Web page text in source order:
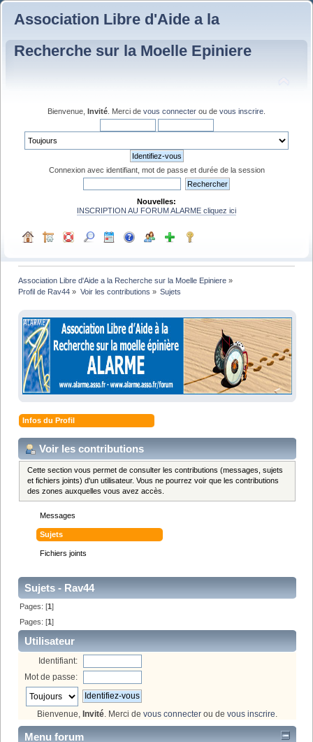
Association Libre d'Aide a la
Recherche sur la Moelle Epiniere
Bienvenue, Invité . Merci de vous connecter ou de vous inscrire
Connexion avec identifiant, mot de passe et durée de la session
Nouvelles:
INSCRIPTION AU FORUM ALARME cliquez ici
Association Libre d'Aide a la Recherche sur la Moelle Epiniere »
Profil de Rav44 » Voir les contributions » Sujets
Infos du Profil
Voir les contributions
Cette section vous permet de consulter les contributions (messages, sujets
et fichiers joints) d'un utilisateur. Vous ne pourrez voir que les contributions
des zones auxquelles vous avez accès.
Messages
Sujets
Fichiers joints
Sujets - Rav44
Pages: [1]
Pages: [1]
Utilisateur
Identifiant:
Mot de passe:
Bienvenue, Invité. Merci de vous connecter ou de vous inscrire.
Menu forum